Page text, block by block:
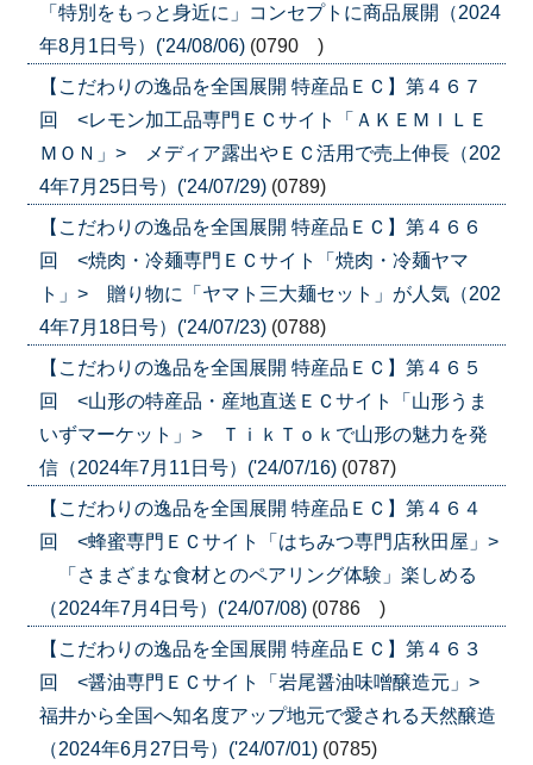
「特別をもっと身近に」コンセプトに商品展開（2024
年8月1日号）('24/08/06) (0790 )
【こだわりの逸品を全国展開 特産品ＥＣ】第４６７
回 <レモン加工品専門ＥＣサイト「ＡＫＥＭＩＬＥ
ＭＯＮ」> メディア露出やＥＣ活用で売上伸長（202
4年7月25日号）('24/07/29) (0789)
【こだわりの逸品を全国展開 特産品ＥＣ】第４６６
回 <焼肉・冷麺専門ＥＣサイト「焼肉・冷麺ヤマ
ト」> 贈り物に「ヤマト三大麺セット」が人気（202
4年7月18日号）('24/07/23) (0788)
【こだわりの逸品を全国展開 特産品ＥＣ】第４６５
回 <山形の特産品・産地直送ＥＣサイト「山形うま
いずマーケット」> ＴｉｋＴｏｋで山形の魅力を発
信（2024年7月11日号）('24/07/16) (0787)
【こだわりの逸品を全国展開 特産品ＥＣ】第４６４
回 <蜂蜜専門ＥＣサイト「はちみつ専門店秋田屋」>
「さまざまな食材とのペアリング体験」楽しめる
（2024年7月4日号）('24/07/08) (0786 )
【こだわりの逸品を全国展開 特産品ＥＣ】第４６３
回 <醤油専門ＥＣサイト「岩尾醤油味噌醸造元」>
福井から全国へ知名度アップ地元で愛される天然醸造
（2024年6月27日号）('24/07/01) (0785)